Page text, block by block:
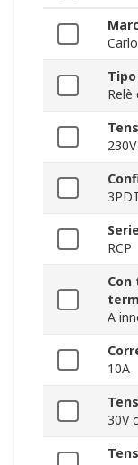
Relè
Serie
RCP
A
10A
30V